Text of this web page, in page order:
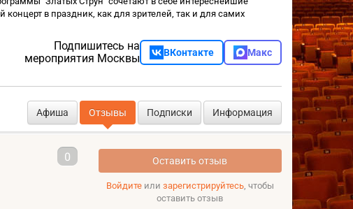
в праздник, как для зрителей, так и для самих
Подпишитесь на
мероприятия Москвы
ВКонтакте Макс
Афиша Отзывы Подписки Информация
0 Оставить отзыв
Войдитеили зарегистрируйтесь, чтобы
оставить отзыв